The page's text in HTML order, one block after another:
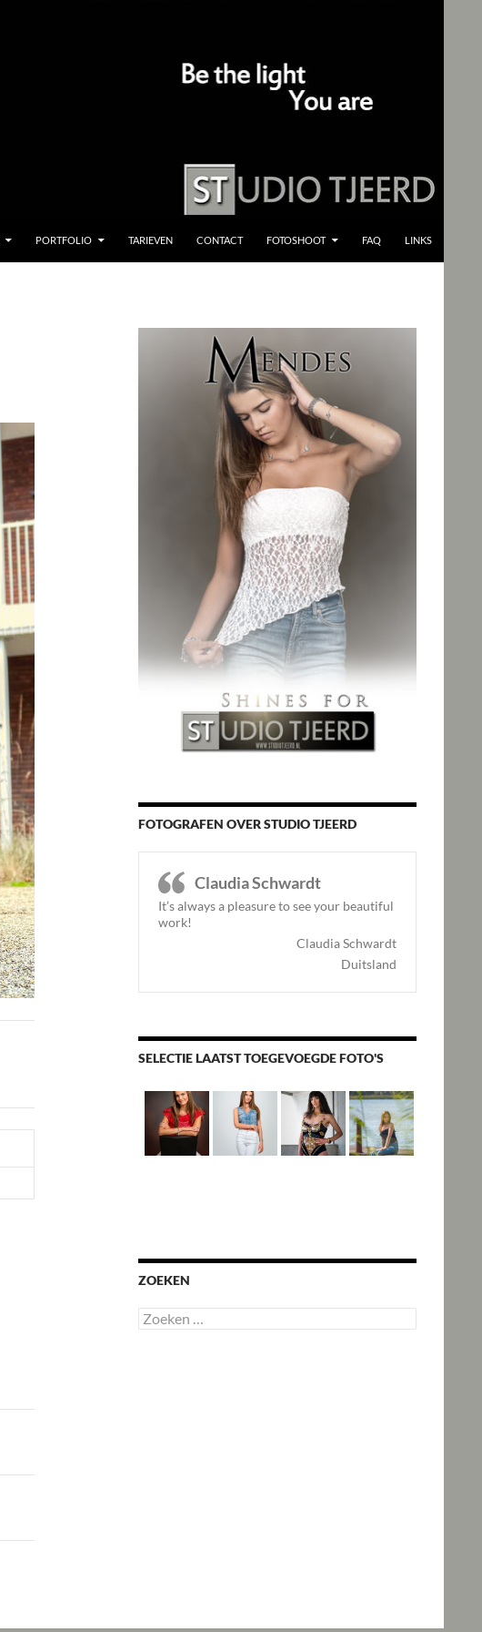
PORTFOLIO TARIEVEN CONTACT FOTOSHOOT FAQ LINKS
FOTOGRAFEN OVER STUDIO TJEERD
Claudia Schwardt
It’s always a pleasure to see your beautiful
work!
Claudia Schwardt
Duitsland
SELECTIE LAATST TOEGEVOEGDE FOTO'S
ZOEKEN
Zoeken
naar: